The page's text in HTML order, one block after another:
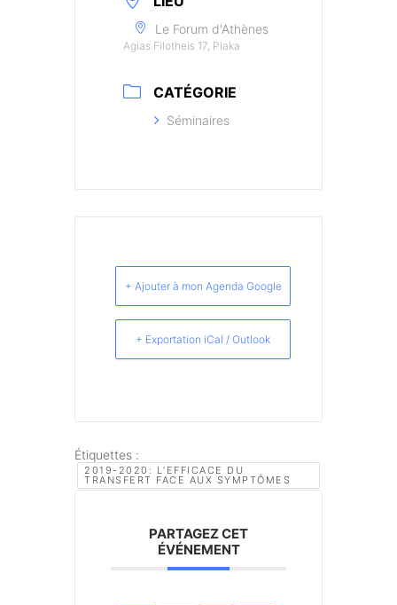
Le Forum d'Athènes
Agias Filotheis 17, Plaka
CATÉGORIE
Séminaires
+ Ajouter à mon Agenda Google
+ Exportation iCal / Outlook
Étiquettes :
2019-2020: L’EFFICACE DU
TRANSFERT FACE AUX SYMPTÔMES
PARTAGEZ CET
ÉVÉNEMENT